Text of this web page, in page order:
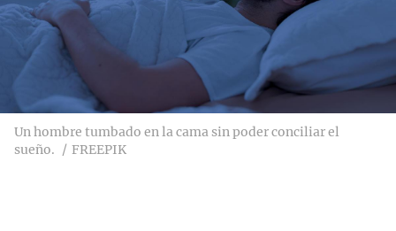
Un hombre tumbado en la cama sin poder conciliar el
sueño.
FREEPIK